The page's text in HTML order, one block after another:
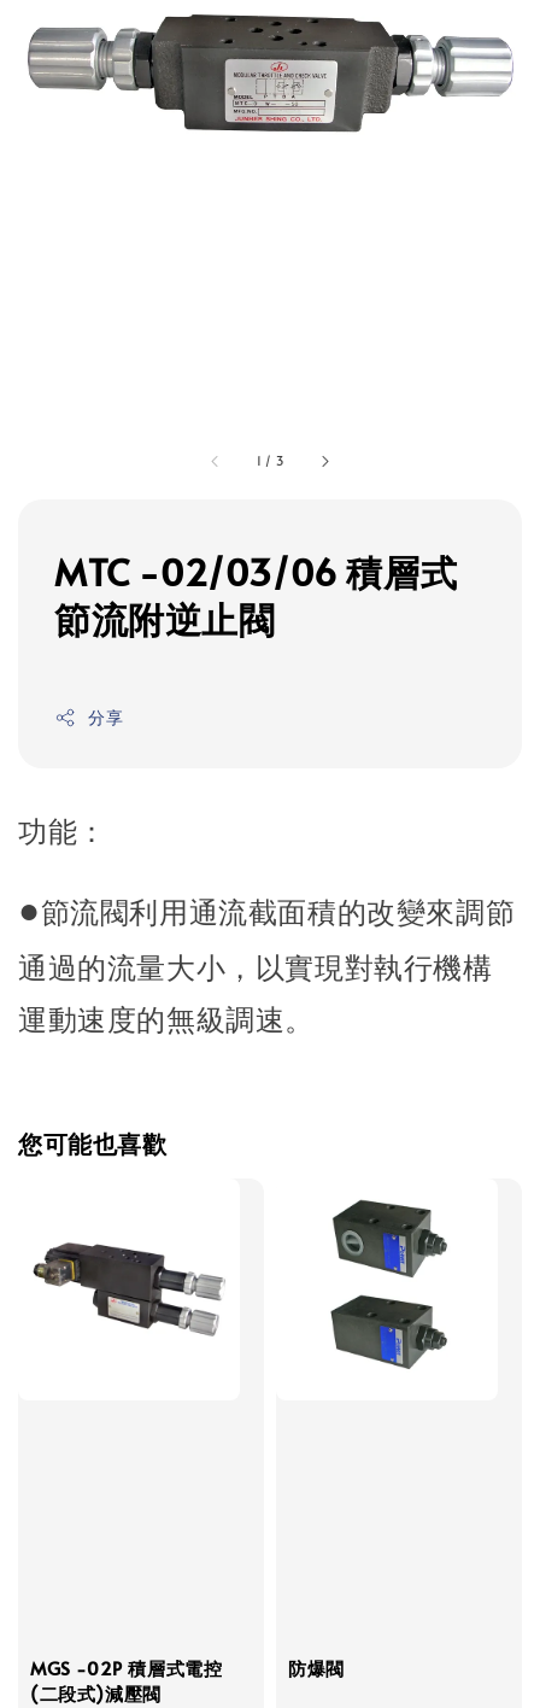
1 / 3
MTC -02/03/06 積層式
節流附逆止閥
分享
功能：
●節流閥利用通流截面積的改變來調節
通過的流量大小，以實現對執行機構
運動速度的無級調速。
您可能也喜歡
MGS -02P 積層式電控
(二段式)減壓閥
防爆閥